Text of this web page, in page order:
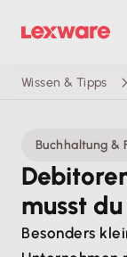
Wissen & Tipps
Buchhaltung &
musst
Besonders